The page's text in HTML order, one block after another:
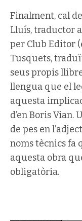
Finalment, cal
Lluís, traductor
per Club Editor
Tusquets,
seus propis
llengua que el
aquesta
d’en Boris
de pes en
noms tècnics fa
aquesta obra
obligatòria.